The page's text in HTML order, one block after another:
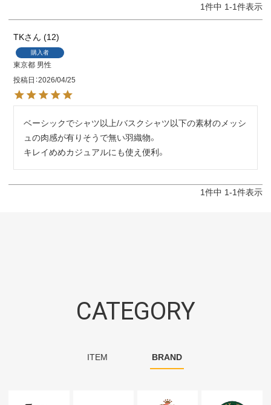
1件中 1-1件表示
TK 12
購入者
東京都 男性
投稿日 2026/04/25
ベーシックでシャツ以上/バスクシャツ以下の素材のメッシ
ュの肉感が有りそうで無い羽織物。
キレイめめカジュアルにも使え便利。
1件中 1-1件表示
CATEGORY
ITEM BRAND